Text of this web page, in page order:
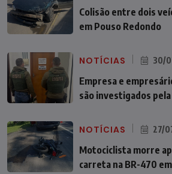
Colisão entre dois
em Pouso Redondo
NOTÍCIAS 30/
Empresa e
são investigados pela
NOTÍCIAS 27/
Motociclista morre
carreta na BR-470